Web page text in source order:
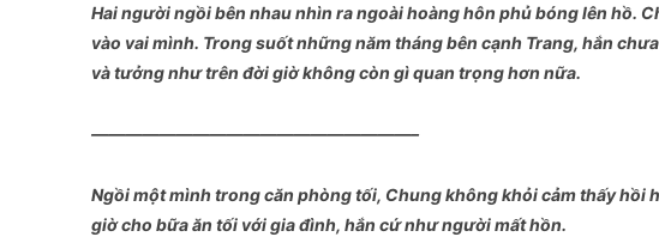
Hai người ngồi bên nhau nhìn ra ngoài hoàng hôn phủ bóng lên hồ.
vào vai mình. Trong suốt những năm tháng bên cạnh Trang, hắn
và tưởng như trên đời giờ không còn gì quan trọng hơn nữa.
———————————————————–
Ngồi một mình trong căn phòng tối, Chung không khỏi cảm thấy hồi
giờ cho bữa ăn tối với gia đình, hắn cứ như người mất hồn.